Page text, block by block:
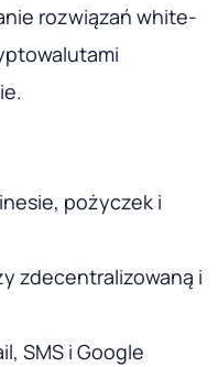
rozwiązań white-
pożyczek i
zdecentralizowaną i
SMS i Google